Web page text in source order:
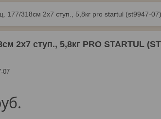
177/318см 2х7 ступ., 5,8кг pro startul (st9947-07)
2х7 ступ., 5,8кг PRO STARTUL
07